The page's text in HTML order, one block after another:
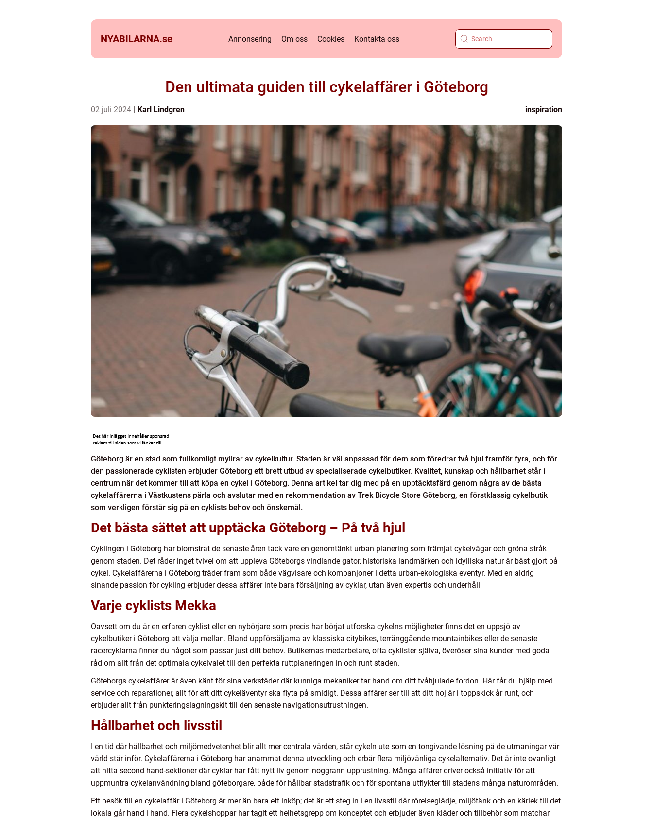
NYABILARNA.se Annonsering Om oss Cookies Kontakta oss
Den ultimata guiden till cykelaffärer i Göteborg
02 juli 2024 Karl Lindgren inspiration
Göteborg är en stad som fullkomligt myllrar av cykelkultur. Staden är väl anpassad för dem som föredrar två hjul framför fyra, och för
den passionerade cyklisten erbjuder Göteborg ett brett utbud av specialiserade cykelbutiker. Kvalitet, kunskap och hållbarhet står i
centrum när det kommer till att köpa en cykel i Göteborg. Denna artikel tar dig med på en upptäcktsfärd genom några av de bästa
cykelaffärerna i Västkustens pärla och avslutar med en rekommendation av Trek Bicycle Store Göteborg, en förstklassig cykelbutik
som verkligen förstår sig på en cyklists behov och önskemål.
Det bästa sättet att upptäcka Göteborg – På två hjul
Cyklingen i Göteborg har blomstrat de senaste åren tack vare en genomtänkt urban planering som främjat cykelvägar och gröna stråk
genom staden. Det råder inget tvivel om att uppleva Göteborgs vindlande gator, historiska landmärken och idylliska natur är bäst gjort på
cykel. Cykelaffärerna i Göteborg träder fram som både vägvisare och kompanjoner i detta urban-ekologiska eventyr. Med en aldrig
sinande passion för cykling erbjuder dessa affärer inte bara försäljning av cyklar, utan även expertis och underhåll.
Varje cyklists Mekka
Oavsett om du är en erfaren cyklist eller en nybörjare som precis har börjat utforska cykelns möjligheter finns det en uppsjö av
cykelbutiker i Göteborg att välja mellan. Bland uppförsäljarna av klassiska citybikes, terränggående mountainbikes eller de senaste
racercyklarna finner du något som passar just ditt behov. Butikernas medarbetare, ofta cyklister själva, överöser sina kunder med goda
råd om allt från det optimala cykelvalet till den perfekta ruttplaneringen in och runt staden.
Göteborgs cykelaffärer är även känt för sina verkstäder där kunniga mekaniker tar hand om ditt tvåhjulade fordon. Här får du hjälp med
service och reparationer, allt för att ditt cykeläventyr ska flyta på smidigt. Dessa affärer ser till att ditt hoj är i toppskick år runt, och
erbjuder allt från punkteringslagningskit till den senaste navigationsutrustningen.
Hållbarhet och livsstil
I en tid där hållbarhet och miljömedvetenhet blir allt mer centrala värden, står cykeln ute som en tongivande lösning på de utmaningar vår
värld står inför. Cykelaffärerna i Göteborg har anammat denna utveckling och erbår flera miljövänliga cykelalternativ. Det är inte ovanligt
att hitta second hand-sektioner där cyklar har fått nytt liv genom noggrann upprustning. Många affärer driver också initiativ för att
uppmuntra cykelanvändning bland göteborgare, både för hållbar stadstrafik och för spontana utflykter till stadens många naturområden.
Ett besök till en cykelaffär i Göteborg är mer än bara ett inköp; det är ett steg in i en livsstil där rörelseglädje, miljötänk och en kärlek till det
lokala går hand i hand. Flera cykelshoppar har tagit ett helhetsgrepp om konceptet och erbjuder även kläder och tillbehör som matchar